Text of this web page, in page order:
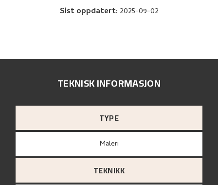
Sist oppdatert: 2025-09-02
TEKNISK INFORMASJON
TYPE
Maleri
TEKNIKK